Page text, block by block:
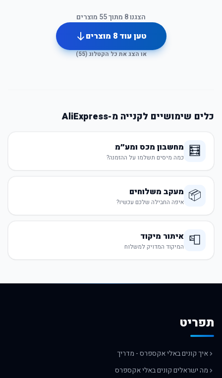
הצגנו8 מתוך55 מוצרים
טען עוד8 מוצרים
או הצג את כל הקטלוג (55
)
כלים שימושיים לקנייה מ-AliExpress
🧮 מחשבון מכס ומע״מ
כמה מיסים תשלמו על ההזמנה?
📦 מעקב משלוחים
איפה החבילה שלכם עכשיו?
📮 איתור מיקוד
המיקוד המדויק למשלוח
תפריט
איך קונים באלי אקספרס - מדריך
מה ישראלים קונים באלי אקספרס